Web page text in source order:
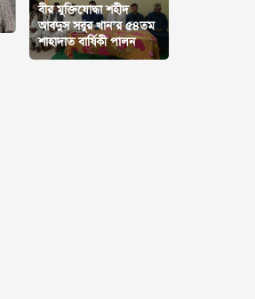
বীর মুক্তিযোদ্ধা শহীদ
আবদুস সবুর খান’র ৫৪তম
শাহাদাত বার্ষিকী পালন